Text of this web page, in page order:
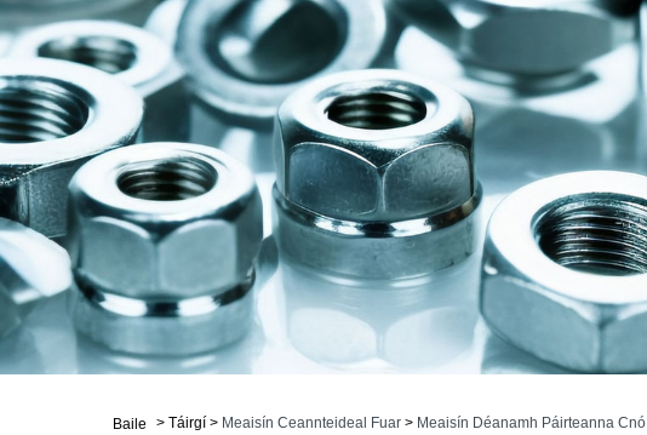
Baile > Táirgí > Meaisín Ceannteideal Fuar > Meaisín Déanamh Páirteanna Cnó